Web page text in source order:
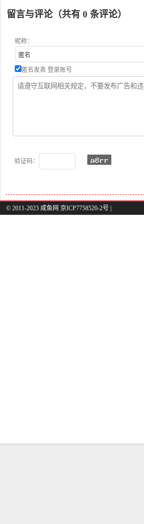
留言与评论（共有 0 条评论）
昵称：
匿名发表 登录账号
验证码：
© 2011-2023 咸鱼网 京ICP7758520-2号 |